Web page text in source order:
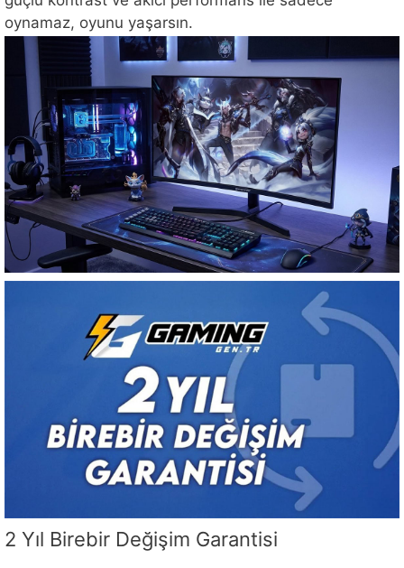
oynamaz, oyunu yaşarsın.
2 Yıl Birebir Değişim Garantisi